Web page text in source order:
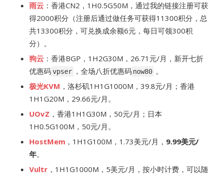
雨云 ：香港CN2，1H0.5G50M，通过我的链接注册可获
得2000积分（注册后通过做任务可获得11300积分，总
共13300积分，可兑换成余额6元，每日可领300积
分）。
狗云 ：香港BGP，1H2G30M，26.71元/月，新开七折
优惠码vpser ，全场八折优惠码 now80 。
极光KVM ，洛杉矶1H1G1000M，39.8元/月；香港
1H1G20M，29.66元/月。
UOvZ ，香港1H1G30M，50元/月；日本
1H0.5G100M，50元/月。
HostMem ，1H1G100M，1.73美元/月， 9.99美元/
年。
Vultr ，1H1G1000M，5美元/月，按小时计费，可以随